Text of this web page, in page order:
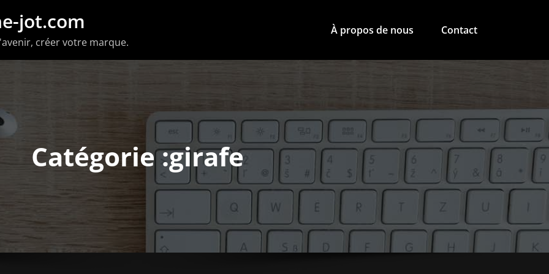
jot.com
créer votre marque.
À propos de nous Contact
Catégorie :girafe